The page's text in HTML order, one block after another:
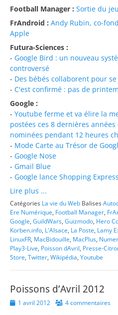
Football Manager : Sortie du
FrAndroid : Andy Rubin, co-
Apple
Futura-Sciences :
- Google Bird : un nouveau
controversé
- Des bébés collaborent pour
- C'est confirmé : pas de
Google :
- Youtube ferme et va élire la
postées ces 8 dernières années
nominées pendant 12 heures
- Mode Carte au Trésor de
- Google Nose
- Gmail Blue
- Google lance Shopping
Lire plus ...
Catégories La vie du Web Balises
Ere Numérique, Football Manager,
Google, GuildWars, Guizmodo, Hero
Korben.info, L'Alsace, La Poste, Lamy
LinuxFR, MacBidouille, MacPlus,
Play3-Live, Poisson dAvril, Presse-
Store, Twitter, Wikipédia, Youtube
Poissons d’Avril 2012
Posted1 avril 2012 4 commentaires